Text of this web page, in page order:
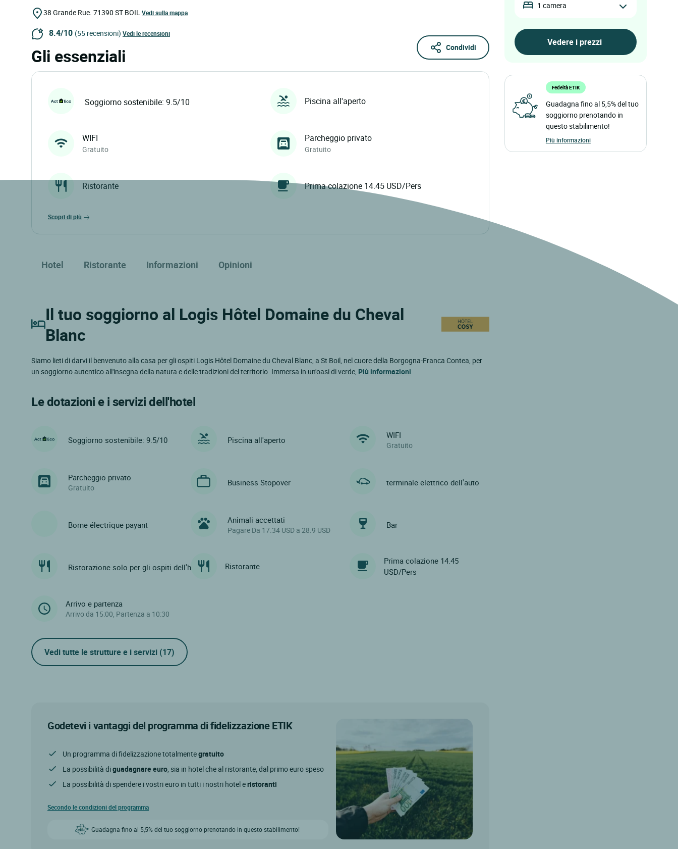
38 Grande Rue. 71390 ST BOIL Vedi sulla mappa
8.4/10 (55 recensioni) Vedi le recensioni
Condividi
Gli essenziali
Soggiorno sostenibile: 9.5/10 Piscina all'aperto
WIFI
Gratuito
Parcheggio privato
Gratuito
Ristorante Prima colazione 14.45 USD/Pers
scopri di più
Hotel Ristorante Informazioni Opinioni
Il tuo soggiorno al Logis Hôtel Domaine du Cheval
Blanc
Siamo lieti di darvi il benvenuto alla casa per gli ospiti Logis Hôtel Domaine du Cheval Blanc, a St Boil, nel cuore della Borgogna-Franca Contea, per
un soggiorno autentico all'insegna della natura e delle tradizioni del territorio. Immersa in un'oasi di verde, Più informazioni
Le dotazioni e i servizi dell'hotel
Soggiorno sostenibile: 9.5/10 Piscina all'aperto WIFI
Gratuito
Parcheggio privato
Gratuito
Business Stopover terminale elettrico dell'auto
Borne électrique payant Animali accettati
Pagare Da 17.34 USD a 28.9 USD
Bar
Ristorazione solo per gli ospiti dell'hotel Ristorante
Prima colazione 14.45
USD/Pers
Arrivo e partenza
Arrivo da 15:00, Partenza a 10:30
Vedi tutte le strutture e i servizi (17)
Godetevi i vantaggi del programma di fidelizzazione ETIK
Un programma di fidelizzazione totalmentegratuito
La possibilità diguadagnare euro , sia in hotel che al ristorante, dal primo euro speso
La possibilità di spendere i vostri euro in tutti i nostri hotel eristoranti
Secondo le condizioni del programma
Guadagna fino al 5,5% del tuo soggiorno prenotando in questo stabilimento!
1 camera
Fedeltà ETIK
Guadagna fino al 5,5% del tuo
soggiorno prenotando in
questo stabilimento!
Più informazioni